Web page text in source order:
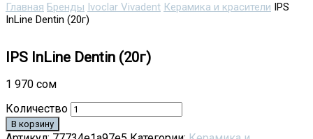
Главная Бренды Ivoclar Vivadent Керамика и красители IPS
InLine Dentin (20г)
IPS InLine Dentin (20г)
1 970 сом
Количество
В корзину